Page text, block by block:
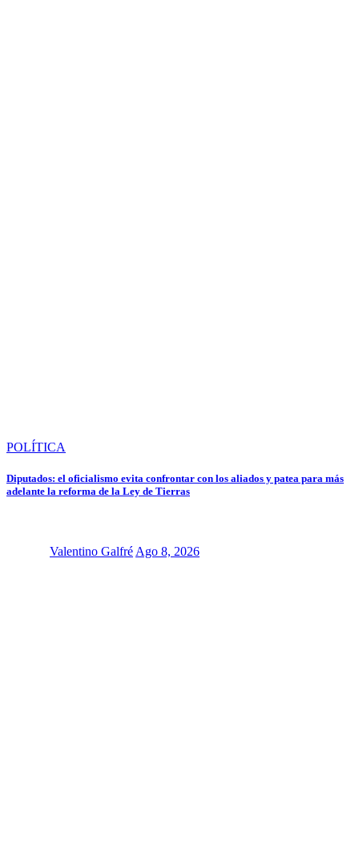
POLÍTICA
Diputados: el oficialismo evita confrontar con los aliados y patea para más
adelante la reforma de la Ley de Tierras
Valentino Galfré Ago 8, 2026